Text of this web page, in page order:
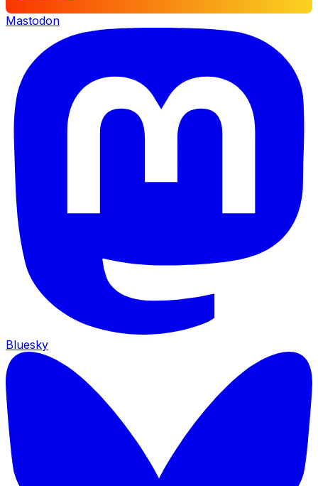
Mastodon
Bluesky